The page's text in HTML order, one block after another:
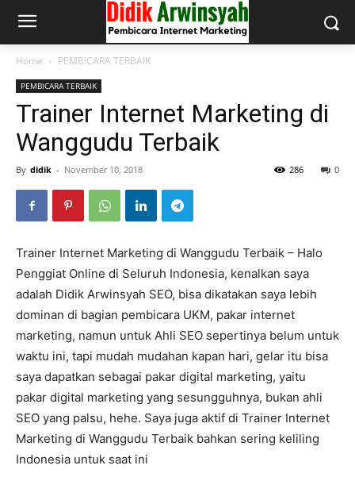
Home PEMBICARA TERBAIK
PEMBICARA TERBAIK
Trainer Internet Marketing di
Wanggudu Terbaik
By didik - November 10, 2018 0
286
Trainer Internet Marketing di Wanggudu Terbaik – Halo
Penggiat Online di Seluruh Indonesia, kenalkan saya
adalah Didik Arwinsyah SEO, bisa dikatakan saya lebih
dominan di bagian pembicara UKM, pakar internet
marketing, namun untuk Ahli SEO sepertinya belum untuk
waktu ini, tapi mudah mudahan kapan hari, gelar itu bisa
saya dapatkan sebagai pakar digital marketing, yaitu
pakar digital marketing yang sesungguhnya, bukan ahli
SEO yang palsu, hehe. Saya juga aktif di Trainer Internet
Marketing di Wanggudu Terbaik bahkan sering keliling
Indonesia untuk saat ini